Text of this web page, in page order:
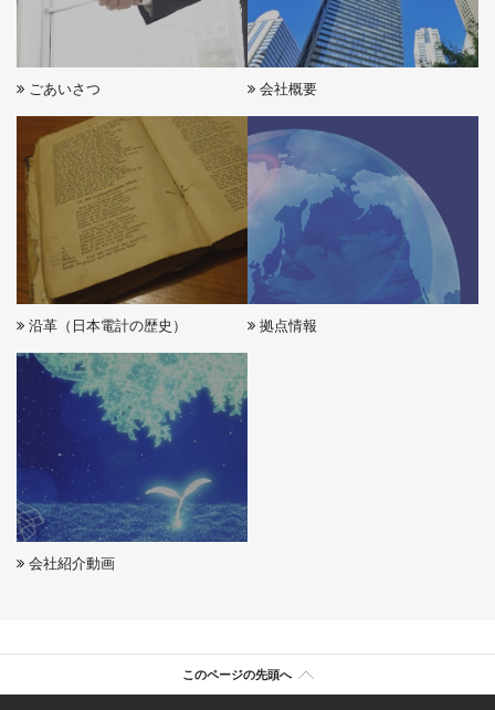
ごあいさつ 会社概要
沿革（日本電計の歴史） 拠点情報
会社紹介動画
このページの先頭へ